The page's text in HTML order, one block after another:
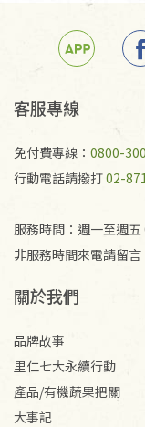
箱退回。
若未保持原包裝
任何折損、磨損
不接受退貨之手
代為結緣處理等
產生的運費100
客服專線
免付費專線： 0800-
行動電話請撥打02-
服務時間：週一至週五
非服務時間來電請留言
關於我們
品牌故事
里仁七大永續行動
產品/有機蔬果把關
大事記